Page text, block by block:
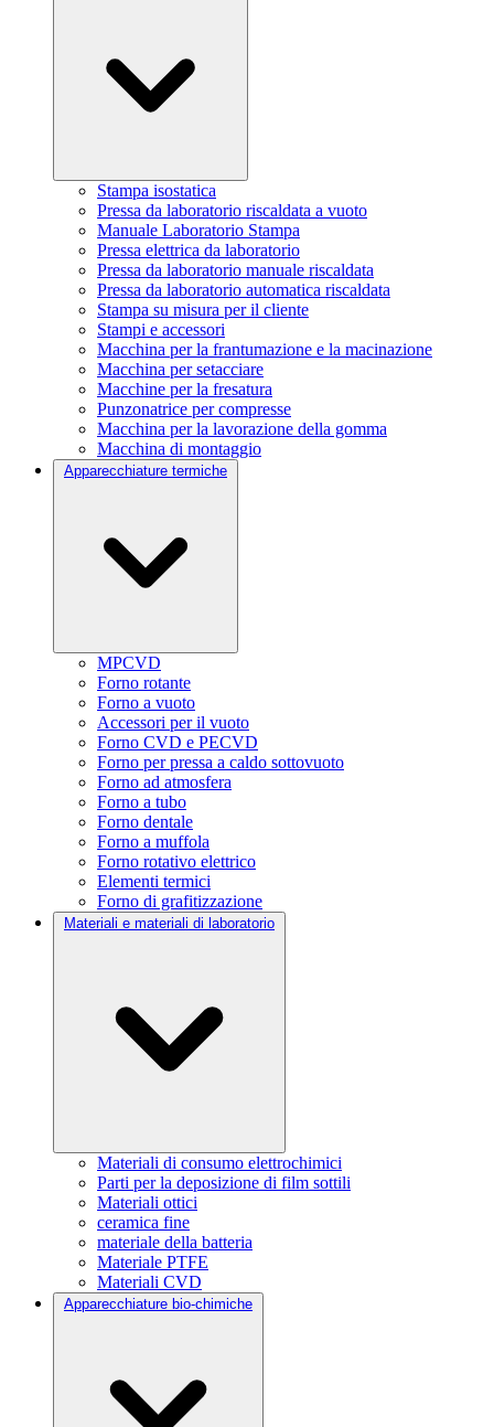
Stampa isostatica
Pressa da laboratorio riscaldata a vuoto
Manuale Laboratorio Stampa
Pressa elettrica da laboratorio
Pressa da laboratorio manuale riscaldata
Pressa da laboratorio automatica riscaldata
Stampa su misura per il cliente
Stampi e accessori
Macchina per la frantumazione e la macinazione
Macchina per setacciare
Macchine per la fresatura
Punzonatrice per compresse
Macchina per la lavorazione della gomma
Macchina di montaggio
Apparecchiature termiche
MPCVD
Forno rotante
Forno a vuoto
Accessori per il vuoto
Forno CVD e PECVD
Forno per pressa a caldo sottovuoto
Forno ad atmosfera
Forno a tubo
Forno dentale
Forno a muffola
Forno rotativo elettrico
Elementi termici
Forno di grafitizzazione
Materiali e materiali di laboratorio
Materiali di consumo elettrochimici
Parti per la deposizione di film sottili
Materiali ottici
ceramica fine
materiale della batteria
Materiale PTFE
Materiali CVD
Apparecchiature bio-chimiche